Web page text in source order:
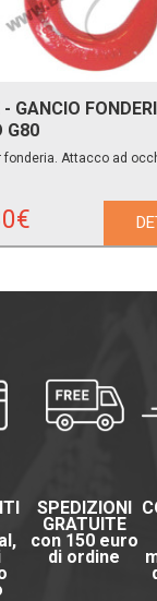
- GANCIO
G80
fonderia. Attacco ad
SPEDIZIONI
GRATUITE
con 150 euro
di ordine